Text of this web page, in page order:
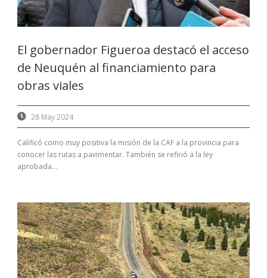
El gobernador Figueroa destacó el acceso
de Neuquén al financiamiento para
obras viales
28 May 2024
Calificó como muy positiva la misión de la CAF a la provincia para
conocer las rutas a pavimentar. También se refirió a la ley
aprobada...